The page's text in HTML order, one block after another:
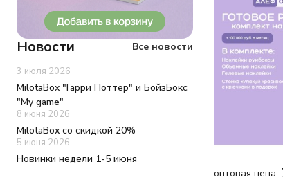
оптовая цена:
Новости Все новости
3 июля 2026
MilotaBox "Гарри Поттер" и БойзБокс
"My game"
8 июня 2026
MilotaBox со скидкой 20%
5 июня 2026
Новинки недели 1-5 июня